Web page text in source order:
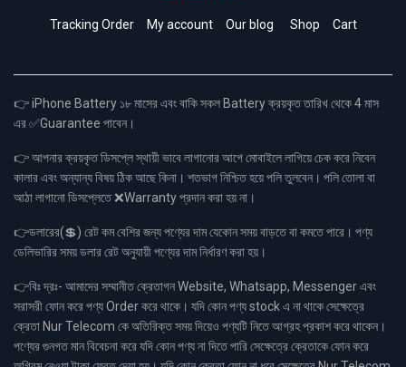
Tracking Order My account Our blog Shop Cart
👉 iPhone Battery ১৮ মাসের এবং বাকি সকল Battery ক্রয়কৃত তারিখ থেকে 4 মাস
এর ✅Guarantee পাবেন।
👉 আপনার ক্রয়কৃত ডিসপ্লে স্থায়ী ভাবে লাগানোর আগে মোবাইলে লাগিয়ে চেক করে নিবেন
কালার এবং অন্যান্য বিষয় ঠিক আছে কিনা। শতভাগ নিশ্চিত হয়ে পলি তুলবেন। পলি তোলা বা
আঠা লাগানো ডিসপ্লেতে ❌Warranty প্রদান করা হয় না।
👉ডলারের(💲) রেট কম বেশির জন্য পণ্যের দাম যেকোন সময় বাড়তে বা কমতে পারে। পণ্য
ডেলিভারির সময় ডলার রেট অনুযায়ী পণ্যের দাম নির্ধারণ করা হয়।
👉বিঃ দ্রঃ- আমাদের সম্মানীত ক্রেতাগন Website, Whatsapp, Messenger এবং
সরাসরী ফোন করে পণ্য Order করে থাকে। যদি কোন পণ্য stock এ না থাকে সেক্ষেত্রে
ক্রেতা Nur Telecom কে অতিরিক্ত সময় দিয়েও পণ্যটি নিতে আগ্রহ প্রকাশ করে থাকেন।
পণ্যের গুনগত মান বিবেচনা করে যদি কোন পণ্য না দিতে পারি সেক্ষেত্রে ক্রেতাকে ফোন করে